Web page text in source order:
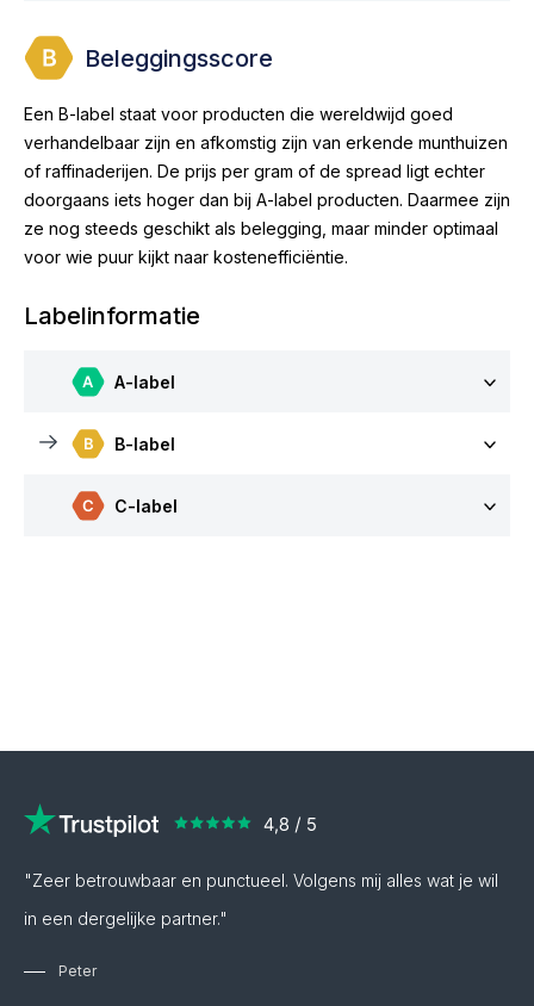
Beleggingsscore
Een B-label staat voor producten die wereldwijd goed
verhandelbaar zijn en afkomstig zijn van erkende munthuizen
of raffinaderijen. De prijs per gram of de spread ligt echter
doorgaans iets hoger dan bij A-label producten. Daarmee zijn
ze nog steeds geschikt als belegging, maar minder optimaal
voor wie puur kijkt naar kostenefficiëntie.
Labelinformatie
A-label
B-label
C-label
"Zeer betrouwbaar en punctueel. Volgens mij alles wat je wil
in een dergelijke partner."
Peter